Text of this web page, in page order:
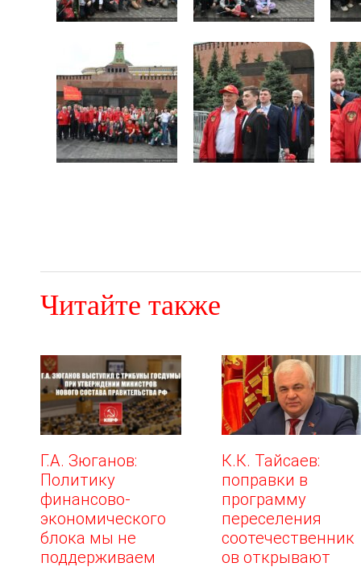
Читайте также
Г.А. Зюганов:
Политику
финансово-
экономического
блока мы не
поддерживаем
К.К. Тайсаев:
поправки в
программу
переселения
соотечественник
ов открывают